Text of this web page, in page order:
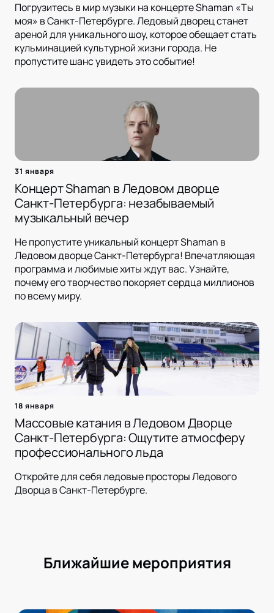
Погрузитесь в мир музыки на концерте Shaman «Ты
моя» в Санкт-Петербурге. Ледовый дворец станет
ареной для уникального шоу, которое обещает стать
кульминацией культурной жизни города. Не
пропустите шанс увидеть это событие!
31 января
Концерт Shaman в Ледовом дворце
Санкт-Петербурга: незабываемый
музыкальный вечер
Не пропустите уникальный концерт Shaman в
Ледовом дворце Санкт-Петербурга! Впечатляющая
программа и любимые хиты ждут вас. Узнайте,
почему его творчество покоряет сердца миллионов
по всему миру.
18 января
Массовые катания в Ледовом Дворце
Санкт-Петербурга: Ощутите атмосферу
профессионального льда
Откройте для себя ледовые просторы Ледового
Дворца в Санкт-Петербурге.
Ближайшие мероприятия